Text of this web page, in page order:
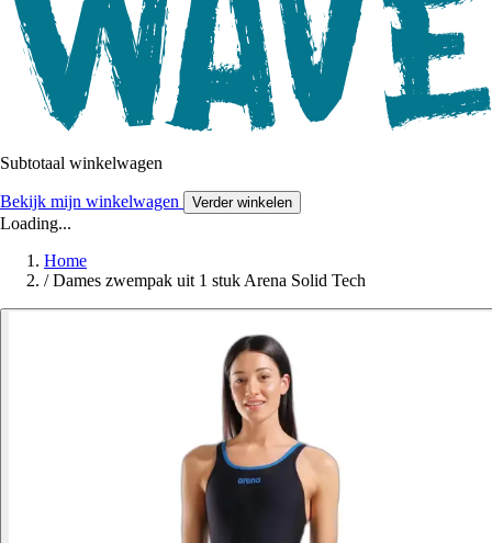
Subtotaal winkelwagen
Bekijk mijn winkelwagen Verder winkelen
Loading...
Home
/ Dames zwempak uit 1 stuk Arena Solid Tech